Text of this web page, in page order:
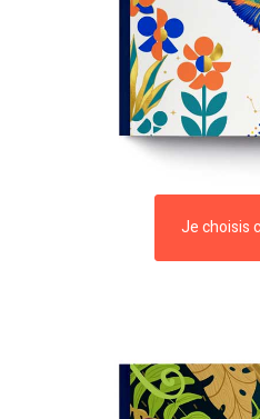
Je choisis